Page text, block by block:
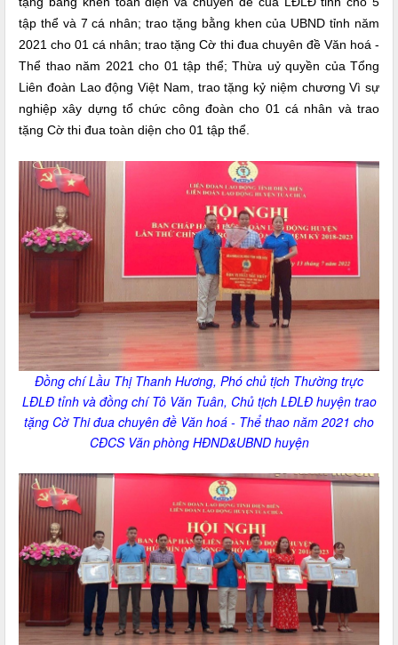
tập thể và 7 cá nhân; trao tặng bằng khen của UBND tỉnh năm
2021 cho 01 cá nhân; trao tặng Cờ thi đua chuyên đề Văn hoá -
Thể thao năm 2021 cho 01 tập thể; Thừa uỷ quyền của Tổng
Liên đoàn Lao động Việt Nam, trao tặng kỷ niệm chương Vì sự
nghiệp xây dựng tổ chức công đoàn cho 01 cá nhân và trao
tặng Cờ thi đua toàn diện cho 01 tập thể.
Đồng chí Lầu Thị Thanh Hương, Phó chủ tịch Thường trực
LĐLĐ tỉnh và đồng chí Tô Văn Tuân, Chủ tịch LĐLĐ huyện trao
tặng Cờ Thi đua chuyên đề Văn hoá - Thể thao năm 2021 cho
CĐCS Văn phòng HĐND&UBND huyện